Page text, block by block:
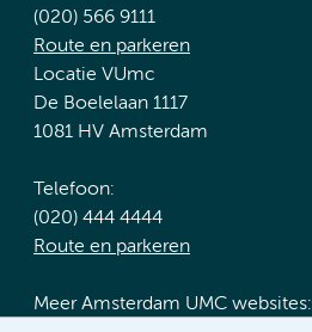
(020) 566 9111
Route en parkeren
Locatie VUmc
De Boelelaan 1117
1081 HV Amsterdam
Telefoon:
(020) 444 4444
Route en parkeren
Meer Amsterdam UMC websites: